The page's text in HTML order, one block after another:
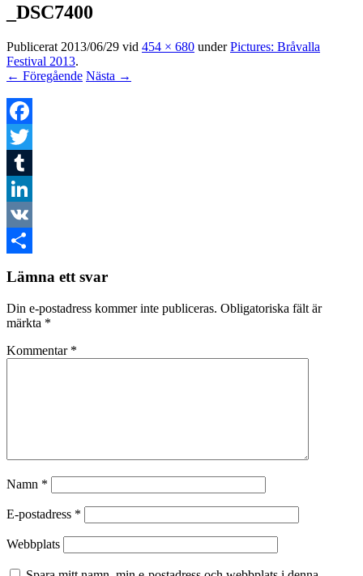
_DSC7400
Publicerat 2013/06/29 vid 454 × 680 underPictures: Bråvalla
Festival 2013.
← Föregående Nästa →
Facebook
Twitter
Tumblr
LinkedIn
VK
Lämna ett svar
Din e-postadress kommer inte publiceras. Obligatoriska fält är
märkta *
Kommentar *
Namn *
E-postadress *
Webbplats